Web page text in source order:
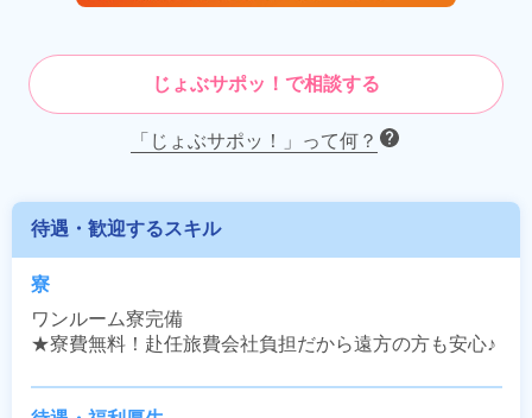
じょぶサポッ！で相談する
「じょぶサポッ！」って何？
待遇・歓迎するスキル
寮
ワンルーム寮完備
★寮費無料！赴任旅費会社負担だから遠方の方も安心♪